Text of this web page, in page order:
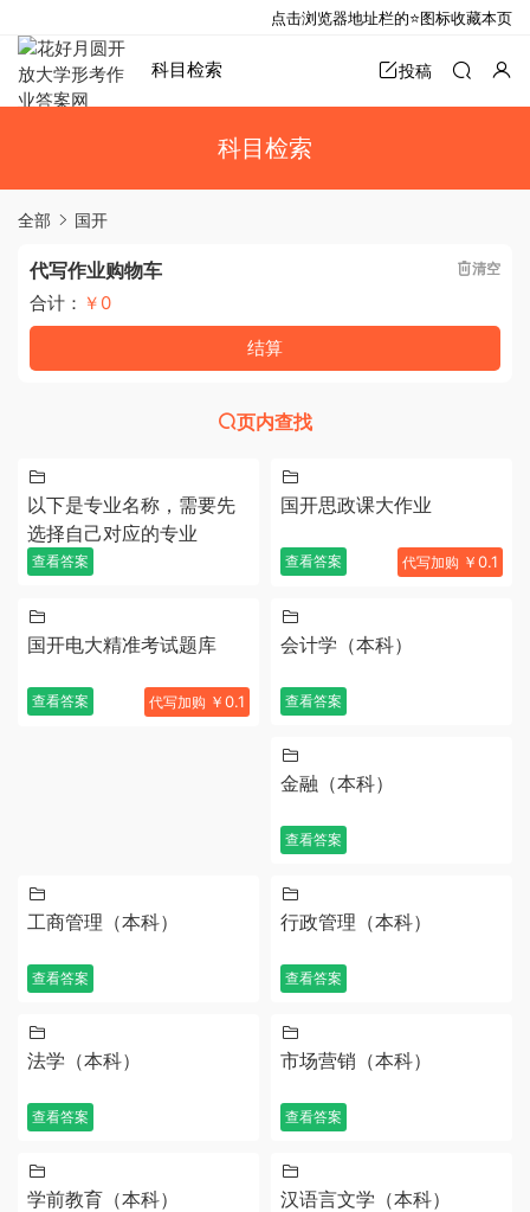
科目检索 投稿
科目检索
全部 国开
代写作业购物车 清空
合计： ￥0
结算
页内查找
以下是专业名称，需要先
选择自己对应的专业
查看答案
国开思政课大作业
查看答案 代写加购 ￥0.1
国开电大精准考试题库
查看答案 代写加购 ￥0.1
会计学（本科）
查看答案
金融（本科）
查看答案
工商管理（本科）
查看答案
行政管理（本科）
查看答案
法学（本科）
查看答案
市场营销（本科）
查看答案
学前教育（本科） 汉语言文学（本科）
点击浏览器地址栏的⭐图标收藏本页